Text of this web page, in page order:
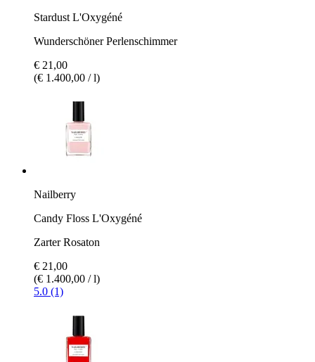
Stardust L'Oxygéné
Wunderschöner Perlenschimmer
€ 21,00
(€ 1.400,00 / l)
Nailberry
Candy Floss L'Oxygéné
Zarter Rosaton
€ 21,00
(€ 1.400,00 / l)
5.0 (1)